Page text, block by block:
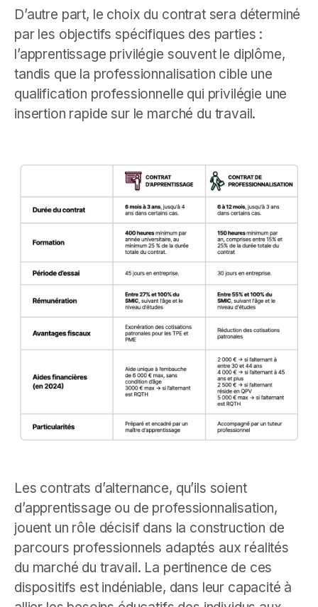
D’autre part, le choix du contrat sera déterminé
par les objectifs spécifiques des parties :
l’apprentissage privilégie souvent le diplôme,
tandis que la professionnalisation cible une
qualification professionnelle qui privilégie une
insertion rapide sur le marché du travail.
Les contrats d’alternance, qu’ils soient
d’apprentissage ou de professionnalisation,
jouent un rôle décisif dans la construction de
parcours professionnels adaptés aux réalités
du marché du travail. La pertinence de ces
dispositifs est indéniable, dans leur capacité à